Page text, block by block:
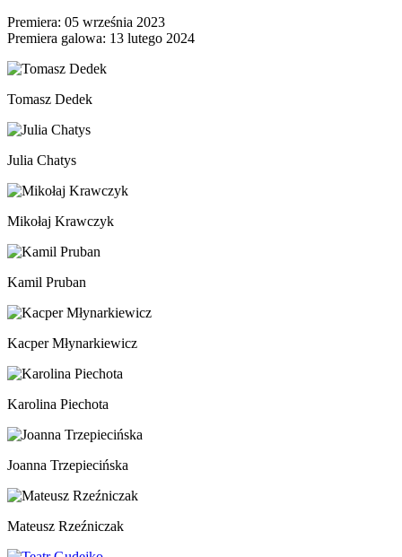
Premiera: 05 września 2023
Premiera galowa: 13 lutego 2024
Tomasz Dedek
Julia Chatys
Mikołaj Krawczyk
Kamil Pruban
Kacper Młynarkiewicz
Karolina Piechota
Joanna Trzepiecińska
Mateusz Rzeźniczak